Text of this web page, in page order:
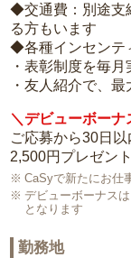
◆交通費：別途支
る方もいます
◆各種インセンテ
・表彰制度を毎
・友人紹介で、
＼デビューボー
ご応募から30日以
2,500円プレゼント
CaSyで新たにお仕
デビューボーナス
となります
勤務地